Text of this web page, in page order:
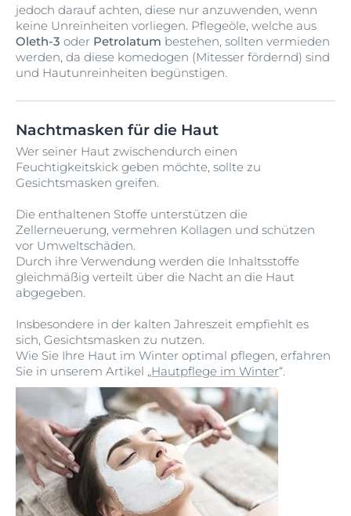
jedoch darauf achten, diese nur anzuwenden, wenn
keine Unreinheiten vorliegen. Pflegeöle, welche aus
Oleth-3 oder Petrolatum bestehen, sollten vermieden
werden, da diese komedogen (Mitesser fördernd) sind
und Hautunreinheiten begünstigen.
Nachtmasken für die Haut
Wer seiner Haut zwischendurch einen
Feuchtigkeitskick geben möchte, sollte zu
Gesichtsmasken greifen.
Die enthaltenen Stoffe unterstützen die
Zellerneuerung, vermehren Kollagen und schützen
vor Umweltschäden.
Durch ihre Verwendung werden die Inhaltsstoffe
gleichmäßig verteilt über die Nacht an die Haut
abgegeben.
Insbesondere in der kalten Jahreszeit empfiehlt es
sich, Gesichtsmasken zu nutzen.
Wie Sie Ihre Haut im Winter optimal pflegen, erfahren
Sie in unserem Artikel „Hautpflege im Winter“.